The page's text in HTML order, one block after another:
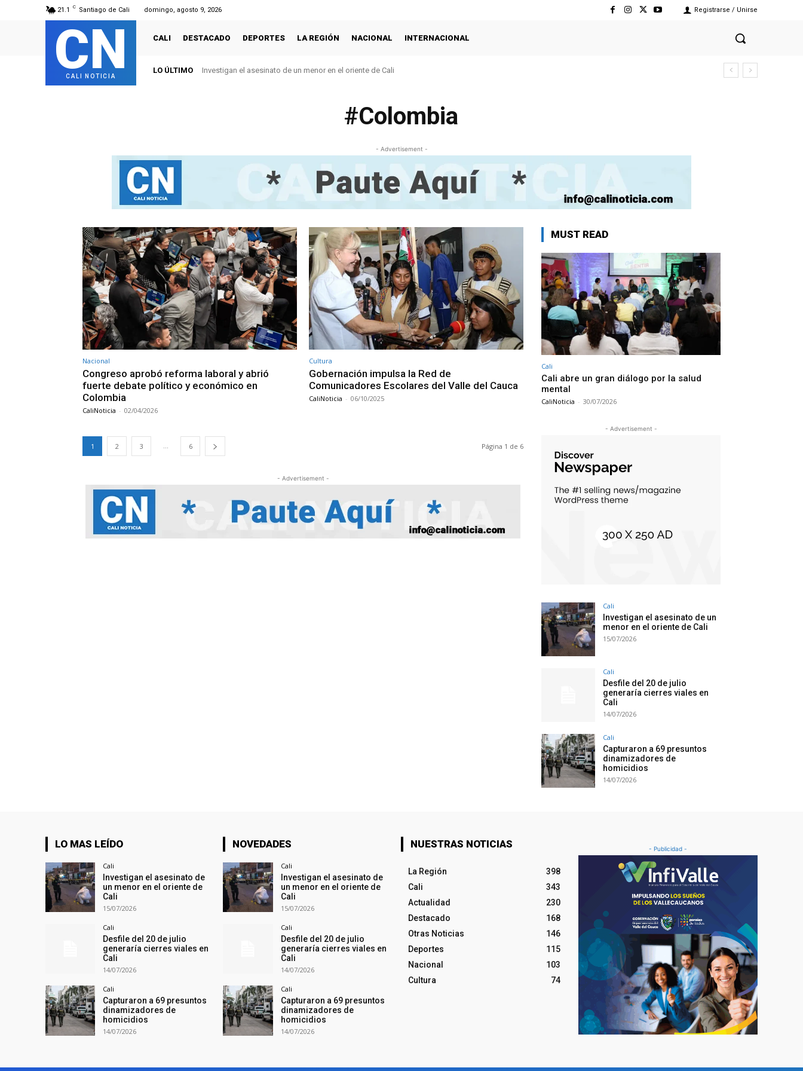
21.1 C Santiago de Cali domingo, agosto 9, 2026 Registrarse / Unirse
CN
CALI NOTICIA
CALI DESTACADO DEPORTES LA REGIÓN NACIONAL INTERNACIONAL
LO ÚLTIMO Investigan el asesinato de un menor en el oriente de Cali
#Colombia
- Advertisement -
Nacional
Congreso aprobó reforma laboral y abrió
fuerte debate político y económico en
Colombia
CaliNoticia - 02/04/2026
Cultura
Gobernación impulsa la Red de
Comunicadores Escolares del Valle del Cauca
CaliNoticia - 06/10/2025
1 2 3 6 Página 1 de 6
- Advertisement -
MUST READ
Cali
Cali abre un gran diálogo por la salud
mental
CaliNoticia - 30/07/2026
- Advertisement -
Cali
Investigan el asesinato de un
menor en el oriente de Cali
15/07/2026
Cali
Desfile del 20 de julio
generaría cierres viales en
Cali
14/07/2026
Cali
Capturaron a 69 presuntos
dinamizadores de
homicidios
14/07/2026
LO MAS LEÍDO
Cali
Investigan el asesinato de
un menor en el oriente de
Cali
15/07/2026
Cali
Desfile del 20 de julio
generaría cierres viales en
Cali
14/07/2026
Cali
Capturaron a 69 presuntos
dinamizadores de
homicidios
14/07/2026
NOVEDADES
Cali
Investigan el asesinato de
un menor en el oriente de
Cali
15/07/2026
Cali
Desfile del 20 de julio
generaría cierres viales en
Cali
14/07/2026
Cali
Capturaron a 69 presuntos
dinamizadores de
homicidios
14/07/2026
NUESTRAS NOTICIAS
La Región
398
Cali
343
Actualidad
230
Destacado
168
Otras Noticias
146
Deportes
115
Nacional
103
Cultura
74
- Publicidad -